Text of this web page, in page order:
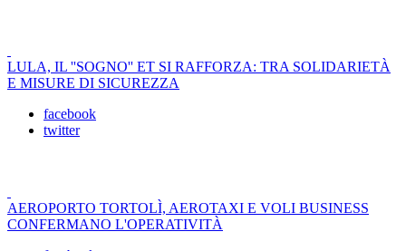
LULA, IL ''SOGNO'' ET SI RAFFORZA: TRA SOLIDARIETÀ
E MISURE DI SICUREZZA
facebook
twitter
AEROPORTO TORTOLÌ, AEROTAXI E VOLI BUSINESS
CONFERMANO L'OPERATIVITÀ